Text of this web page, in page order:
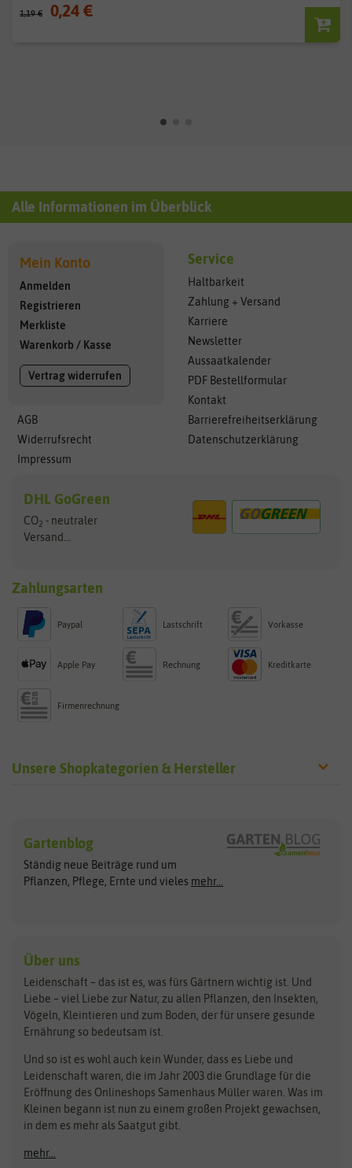
1,19 € 0,24 €
Alle Informationen im Überblick
Mein Konto
Anmelden
Registrieren
Merkliste
Warenkorb / Kasse
Vertrag widerrufen
AGB
Widerrufsrecht
Impressum
Service
Haltbarkeit
Zahlung + Versand
Karriere
Newsletter
Aussaatkalender
PDF Bestellformular
Kontakt
Barrierefreiheitserklärung
Datenschutzerklärung
DHL GoGreen
CO2 - neutraler
Versand...
Zahlungsarten
Paypal Lastschrift Vorkasse
Apple Pay Rechnung Kreditkarte
Firmenrechnung
Unsere Shopkategorien & Hersteller
Exotische Samen
Gemüsesamen
Gründünger
Kräutersamen
Obstsamen
Pilzbrut
Rasensamen
Steckzwiebeln
Zimmer & Kübelpflanzen
Kataloge
Schnäppchen
Anzucht & Gartenzubehör
Anzuchtschalen
Arche Noah
ASB Greenworld
Benary
Bingenheimer Saatgut
Bionana
BIOWOL
Blumicorn
Bûten Birds
Clever Pots
COMPO
Dürr-Samen
Feldsaaten Freudenberger
Fertil
Flora Elite
Gartenblog
Ständig neue Beiträge rund um
Pflanzen, Pflege, Ernte und vieles mehr...
Über uns
Leidenschaft – das ist es, was fürs Gärtnern wichtig ist. Und
Liebe – viel Liebe zur Natur, zu allen Pflanzen, den Insekten,
Vögeln, Kleintieren und zum Boden, der für unsere gesunde
Ernährung so bedeutsam ist.
Und so ist es wohl auch kein Wunder, dass es Liebe und
Leidenschaft waren, die im Jahr 2003 die Grundlage für die
Eröffnung des Onlineshops Samenhaus Müller waren. Was im
Kleinen begann ist nun zu einem großen Projekt gewachsen,
in dem es mehr als Saatgut gibt.
mehr...